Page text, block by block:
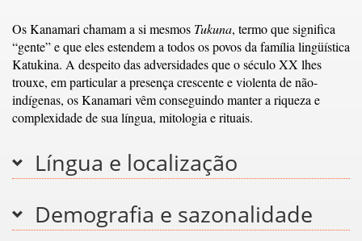
Os Kanamari chamam a si mesmos Tukuna, termo que significa
“gente” e que eles estendem a todos os povos da família lingüística
Katukina. A despeito das adversidades que o século XX lhes
trouxe, em particular a presença crescente e violenta de não-
indígenas, os Kanamari vêm conseguindo manter a riqueza e
complexidade de sua língua, mitologia e rituais.
Língua e localização
Demografia e sazonalidade